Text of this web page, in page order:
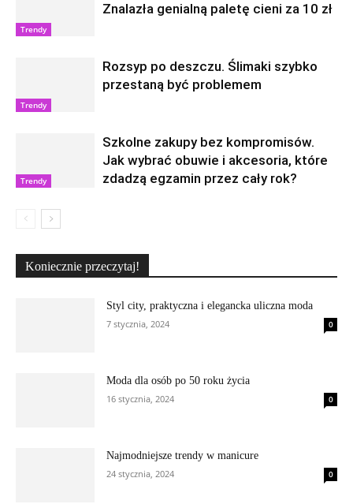
Trendy
Znalazła genialną paletę cieni za 10 zł
Trendy
Rozsyp po deszczu. Ślimaki szybko
przestaną być problemem
Trendy
Szkolne zakupy bez kompromisów.
Jak wybrać obuwie i akcesoria, które
zdadzą egzamin przez cały rok?
Koniecznie przeczytaj!
Styl city, praktyczna i elegancka uliczna moda
7 stycznia, 2024
0
Moda dla osób po 50 roku życia
16 stycznia, 2024
0
Najmodniejsze trendy w manicure
24 stycznia, 2024
0